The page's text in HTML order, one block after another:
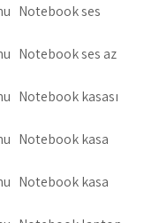
Notebook ses
Notebook ses az
Notebook kasası
Notebook kasa
Notebook kasa